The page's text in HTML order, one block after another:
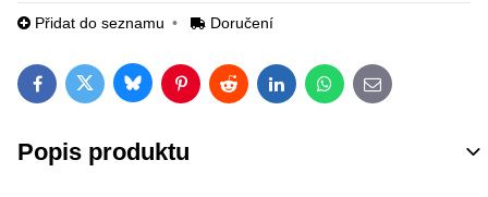
Přidat do seznamu Doručení
FacebookTwitterBlueskyPinterestRedditLinkedInWhatsApp
E-mail
Popis produktu